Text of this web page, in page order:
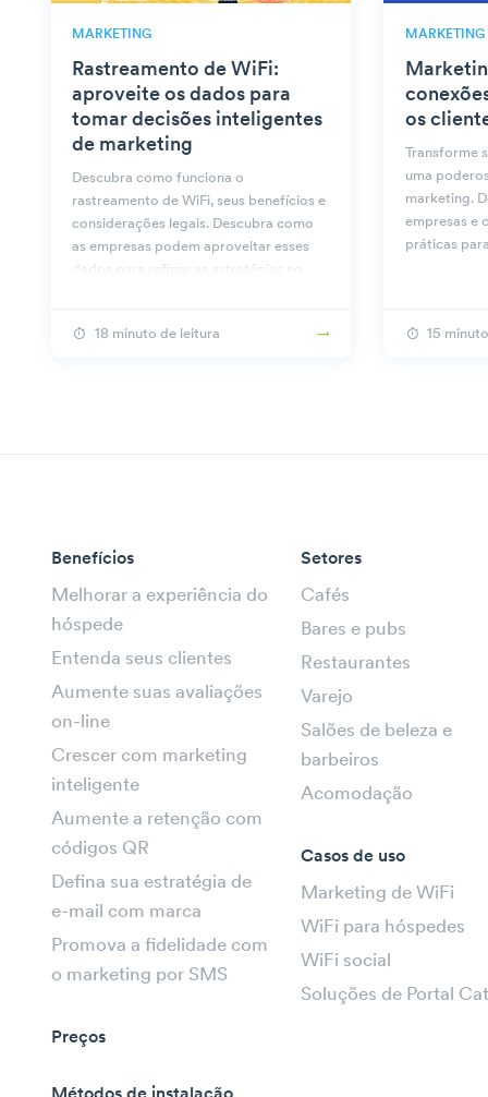
MARKETING
Rastreamento de WiFi:
aproveite os dados para
tomar decisões inteligentes
de marketing
Descubra como funciona o
rastreamento de WiFi, seus benefícios e
considerações legais. Descubra como
as empresas podem aproveitar esses
dados para refinar as estratégias no
18 minuto de leitura
MARKETING
os
Transforme
uma
marketing.
empresas e
práticas
15
Benefícios
Melhorar a experiência do
hóspede
Entenda seus clientes
Aumente suas avaliações
on-line
Crescer com marketing
inteligente
Aumente a retenção com
códigos QR
Defina sua estratégia de
e-mail com marca
Promova a fidelidade com
o marketing por SMS
Preços
Setores
Cafés
Bares e pubs
Restaurantes
Varejo
Salões de beleza e
barbeiros
Acomodação
Casos de uso
Marketing de WiFi
WiFi para hóspedes
WiFi social
Soluções de Portal